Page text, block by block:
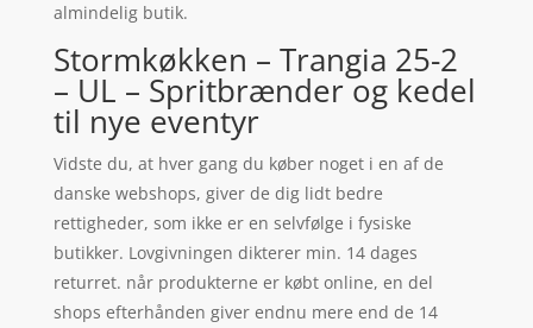
almindelig butik.
Stormkøkken – Trangia 25-2
– UL – Spritbrænder og kedel
til nye eventyr
Vidste du, at hver gang du køber noget i en af de
danske webshops, giver de dig lidt bedre
rettigheder, som ikke er en selvfølge i fysiske
butikker. Lovgivningen dikterer min. 14 dages
returret. når produkterne er købt online, en del
shops efterhånden giver endnu mere end de 14